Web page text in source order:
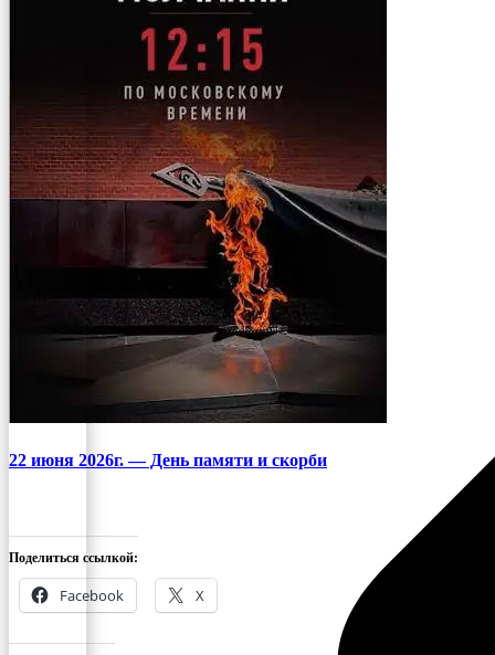
22 июня 2026г. — День памяти и скорби
Поделиться ссылкой:
Facebook X